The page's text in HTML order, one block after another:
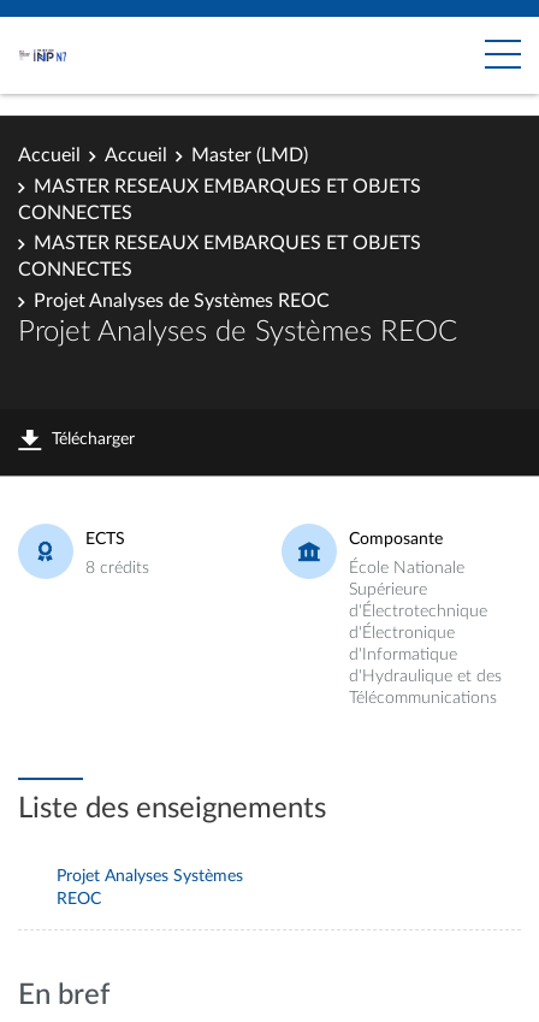
Accueil Accueil
Master (LMD)
MASTER RESEAUX EMBARQUES ET OBJETS
CONNECTES
MASTER RESEAUX EMBARQUES ET OBJETS
CONNECTES
Projet Analyses de Systèmes REOC
Projet Analyses de Systèmes REOC
Télécharger
ECTS
8 crédits
Composante
École Nationale
Supérieure
d'Électrotechnique
d'Électronique
d'Informatique
d'Hydraulique et des
Télécommunications
Liste des enseignements
Projet Analyses Systèmes
REOC
En bref